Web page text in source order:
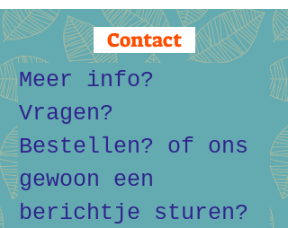
Contact
Meer info?
Vragen?
Bestellen? of ons
gewoon een
berichtje sturen?